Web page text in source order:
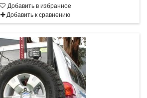
Добавить в избранное
Добавить к сравнению